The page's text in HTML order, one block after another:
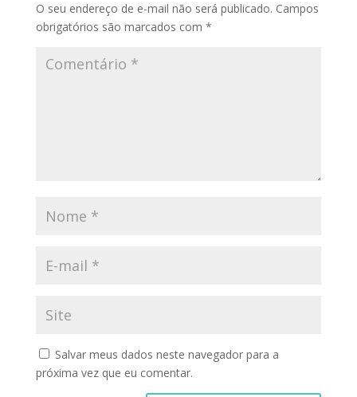
O seu endereço de e-mail não será publicado. Campos
obrigatórios são marcados com *
Salvar meus dados neste navegador para a
próxima vez que eu comentar.